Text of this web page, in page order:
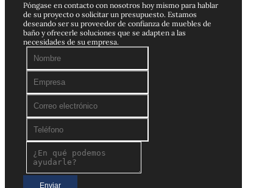
Póngase en contacto con nosotros hoy mismo para hablar
de su proyecto o solicitar un presupuesto. Estamos
deseando ser su proveedor de confianza de muebles de
baño y ofrecerle soluciones que se adapten a las
necesidades de su empresa.
Enviar